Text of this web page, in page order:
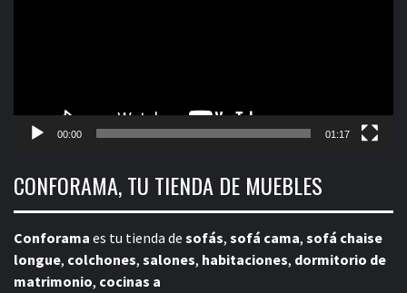
00:00 01:17
CONFORAMA, TU TIENDA DE MUEBLES
Conforama es tu tienda de sofás, sofá cama, sofá chaise
longue, colchones, salones, habitaciones, dormitorio de
matrimonio, cocinas a